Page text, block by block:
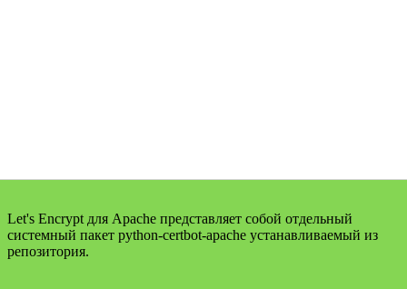
Let's Encrypt для Apache представляет собой отдельный
системный пакет python-certbot-apache устанавливаемый из
репозитория.